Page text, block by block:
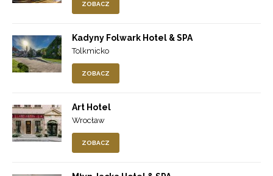
ZOBACZ
Kadyny Folwark Hotel & SPA
Tolkmicko
ZOBACZ
Art Hotel
Wrocław
ZOBACZ